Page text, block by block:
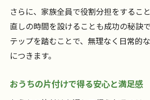
さらに、家族全員で役割分担をするこ
直しの時間を設けることも成功の秘訣
テップを踏むことで、無理なく日常的
につきます。
おうちの片付けで得る安心と満足感